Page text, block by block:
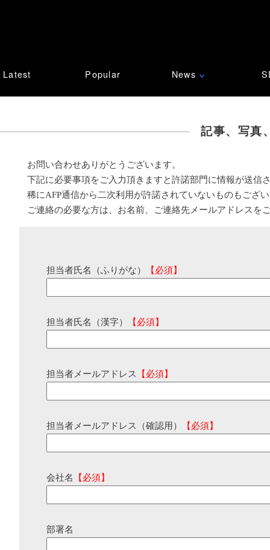
Latest Popular News ∨
記事、写真
お問い合わせありがとうございます。
下記に必要事項をご入力頂きますと許諾部門に情報が送信
稀にAFP通信から二次利用が許諾されていないものもござ
ご連絡の必要な方は、お名前、ご連絡先メールアドレスを
担当者氏名（ふりがな） 【必須】
担当者氏名（漢字） 【必須】
担当者メールアドレス 【必須】
担当者メールアドレス（確認用） 【必須】
会社名 【必須】
部署名